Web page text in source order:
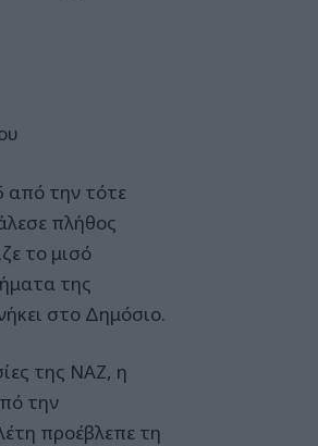
από την τότε
πλήθος
το μισό
της
στο Δημόσιο.
της ΝΑΖ, η
την
προέβλεπε τη